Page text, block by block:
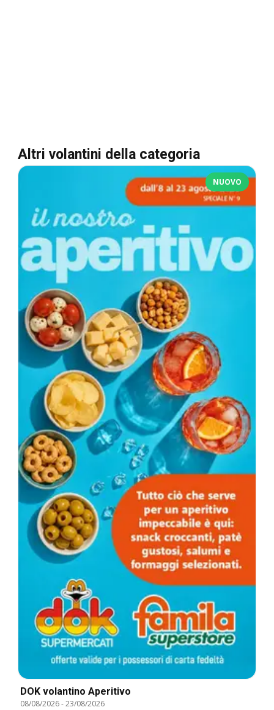
Altri volantini della categoria
NUOVO
DOK volantino Aperitivo
08/08/2026-23/08/2026